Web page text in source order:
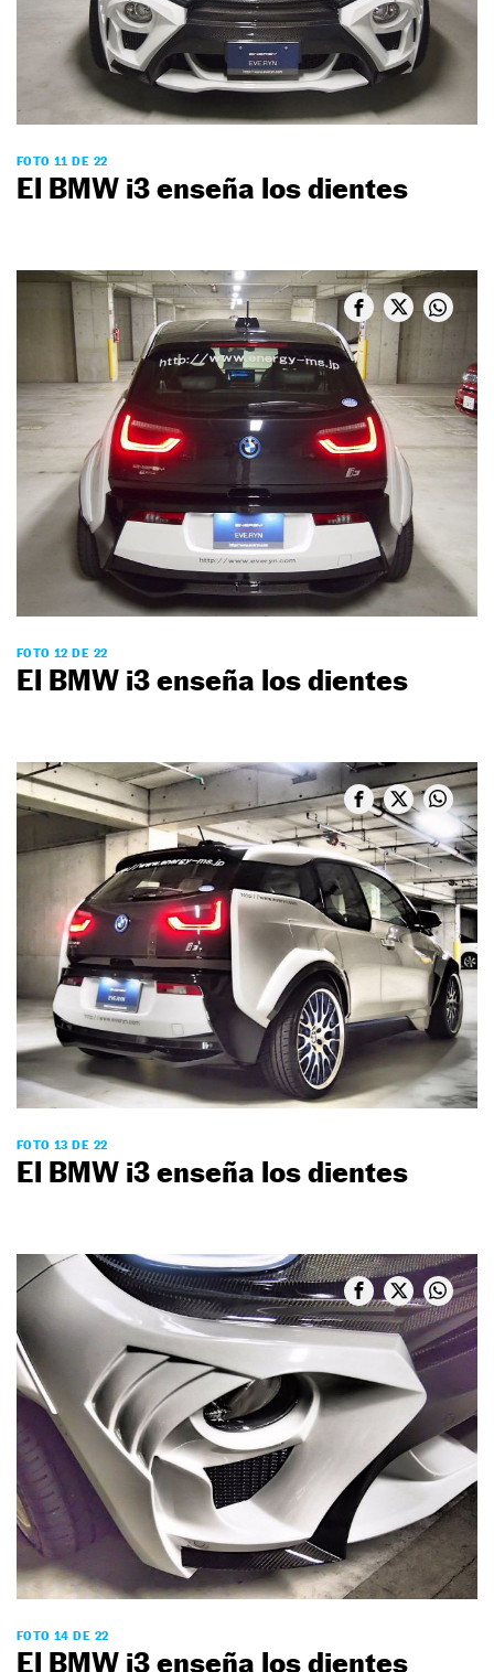
FOTO 11 DE 22
El BMW i3 enseña los dientes
FOTO 12 DE 22
El BMW i3 enseña los dientes
FOTO 13 DE 22
El BMW i3 enseña los dientes
FOTO 14 DE 22
El BMW i3 enseña los dientes